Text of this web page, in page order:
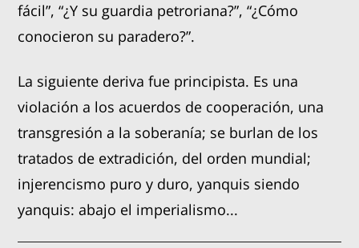
fácil”, “¿Y su guardia petroriana?”, “¿Cómo
conocieron su paradero?”.
La siguiente deriva fue principista. Es una
violación a los acuerdos de cooperación, una
transgresión a la soberanía; se burlan de los
tratados de extradición, del orden mundial;
injerencismo puro y duro, yanquis siendo
yanquis: abajo el imperialismo...